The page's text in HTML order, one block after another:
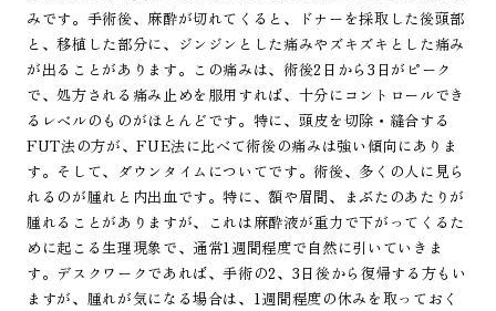
みです。手術後、麻酔が切れてくると、ドナーを採取した後頭部
と、移植した部分に、ジンジンとした痛みやズキズキとした痛み
が出ることがあります。この痛みは、術後2日から3日がピーク
で、処方される痛み止めを服用すれば、十分にコントロールでき
るレベルのものがほとんどです。特に、頭皮を切除・縫合する
FUT法の方が、FUE法に比べて術後の痛みは強い傾向にありま
す。そして、ダウンタイムについてです。術後、多くの人に見ら
れるのが腫れと内出血です。特に、額や眉間、まぶたのあたりが
腫れることがありますが、これは麻酔液が重力で下がってくるた
めに起こる生理現象で、通常1週間程度で自然に引いていきま
す。デスクワークであれば、手術の2、3日後から復帰する方もい
ますが、腫れが気になる場合は、1週間程度の休みを取っておく